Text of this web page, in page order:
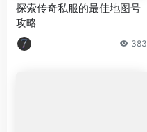
探索传奇私服的最佳地图号
攻略
383